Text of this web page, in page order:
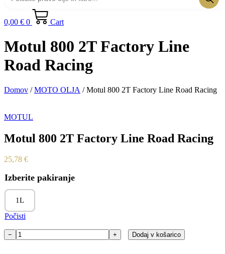
0,00 € 0 Cart
Motul 800 2T Factory Line
Road Racing
Domov /MOTO OLJA / Motul 800 2T Factory Line Road Racing
MOTUL
Motul 800 2T Factory Line Road Racing
25,78 €
Izberite pakiranje
1L
Počisti
Motul
− + Dodaj v košarico